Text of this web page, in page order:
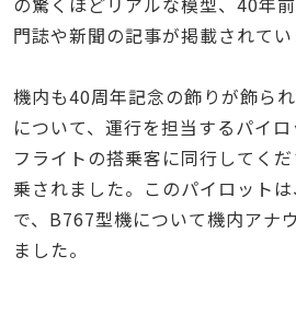
門誌や新聞の記事が掲載されてい
機内も40周年記念の飾りが飾ら
について、運行を担当するパイ
フライトの搭乗客に同行してく
乗されました。このパイロット
で、B767型機について機内アナ
ました。